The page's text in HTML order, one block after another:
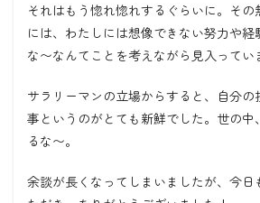
それはもう惚れ惚れするぐらいに。そ
には、わたしには想像できない努力や経
な〜なんてことを考えながら見入ってい
サラリーマンの立場からすると、自分
事というのがとても新鮮でした。世の中
るな〜。
余談が長くなってしまいましたが、今日